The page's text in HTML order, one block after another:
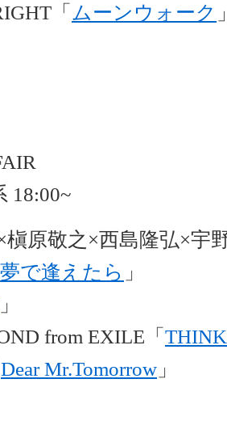
「 ムーンウォーク
18:00~
槇原敬之×西島隆弘×宇
夢で逢えたら 」
」
from EXILE「
Dear Mr.Tomorrow 」